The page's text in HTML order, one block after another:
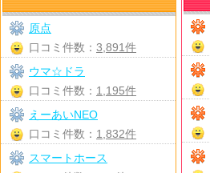
原点
口コミ件数： 3,891件
ウマ☆ドラ
口コミ件数： 1,195件
えーあいNEO
口コミ件数： 1,832件
スマートホース